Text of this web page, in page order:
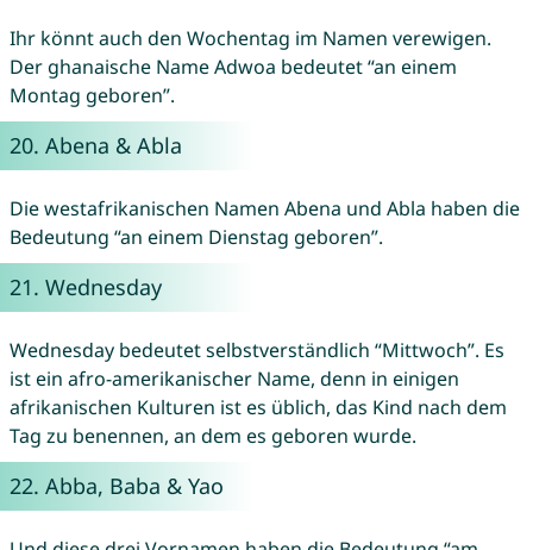
Ihr könnt auch den Wochentag im Namen verewigen.
Der ghanaische Name Adwoa bedeutet “an einem
Montag geboren”.
20. Abena & Abla
Die westafrikanischen Namen Abena und Abla haben die
Bedeutung “an einem Dienstag geboren”.
21. Wednesday
Wednesday bedeutet selbstverständlich “Mittwoch”. Es
ist ein afro-amerikanischer Name, denn in einigen
afrikanischen Kulturen ist es üblich, das Kind nach dem
Tag zu benennen, an dem es geboren wurde.
22. Abba, Baba & Yao